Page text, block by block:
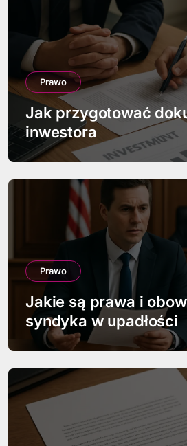
a
p
i
Prawo
Jak przygotować
inwestora
Prawo
Jakie są prawa i
syndyka w upadłości